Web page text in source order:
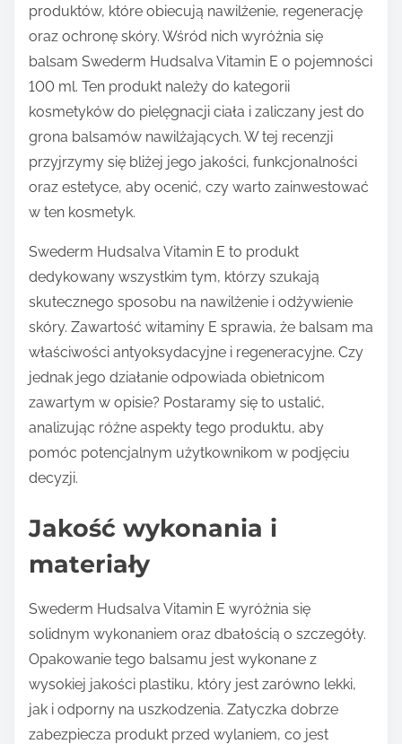
produktów, które obiecują nawilżenie, regenerację
oraz ochronę skóry. Wśród nich wyróżnia się
balsam Swederm Hudsalva Vitamin E o pojemności
100 ml. Ten produkt należy do kategorii
kosmetyków do pielęgnacji ciała i zaliczany jest do
grona balsamów nawilżających. W tej recenzji
przyjrzymy się bliżej jego jakości, funkcjonalności
oraz estetyce, aby ocenić, czy warto zainwestować
w ten kosmetyk.
Swederm Hudsalva Vitamin E to produkt
dedykowany wszystkim tym, którzy szukają
skutecznego sposobu na nawilżenie i odżywienie
skóry. Zawartość witaminy E sprawia, że balsam ma
właściwości antyoksydacyjne i regeneracyjne. Czy
jednak jego działanie odpowiada obietnicom
zawartym w opisie? Postaramy się to ustalić,
analizując różne aspekty tego produktu, aby
pomóc potencjalnym użytkownikom w podjęciu
decyzji.
Jakość wykonania i
materiały
Swederm Hudsalva Vitamin E wyróżnia się
solidnym wykonaniem oraz dbałością o szczegóły.
Opakowanie tego balsamu jest wykonane z
wysokiej jakości plastiku, który jest zarówno lekki,
jak i odporny na uszkodzenia. Zatyczka dobrze
zabezpiecza produkt przed wylaniem, co jest